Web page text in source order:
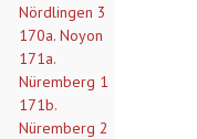
Nördlingen 3
170a. Noyon
171a.
Nüremberg 1
171b.
Nüremberg 2